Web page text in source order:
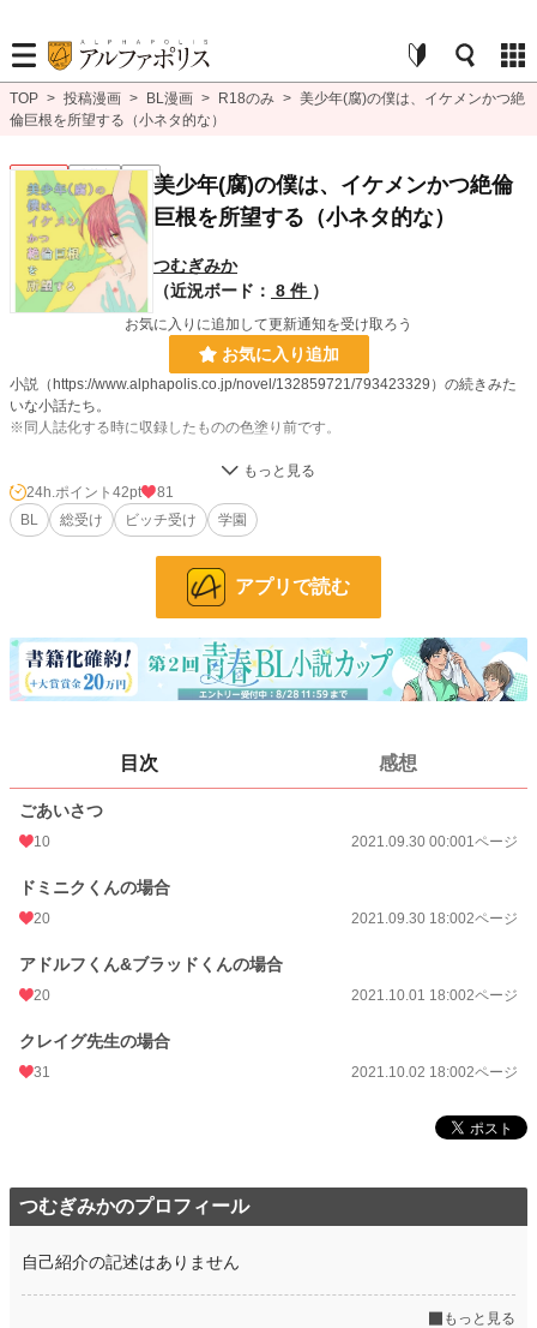
TOP > 投稿漫画 > BL漫画 > R18のみ > 美少年(腐)の僕は、イケメンかつ絶
倫巨根を所望する（小ネタ的な）
BL R18 連載中 R18 美少年(腐)の僕は、イケメンかつ絶倫
巨根を所望する（小ネタ的な）
つむぎみか
（近況ボード： 8 件 ）
お気に入りに追加して更新通知を受け取ろう
お気に入り追加
小説（https://www.alphapolis.co.jp/novel/132859721/793423329）の続きみた
いな小話たち。
※同人誌化する時に収録したものの色塗り前です。
Twitterにもあげていたものですが、漫画投稿テストにせっかくだから再利用！
即堕ち2コマ的なものを目指しました…♡
29 位 / 326 件
24h.ポイント 42 pt
2021.10.02 18:00
週間ポイント
月間ポイント 955 pt (91 位)
年間ポイント
累計ポイント 110,877 pt (154 位)
24h.ポイント 42pt
81
BL
総受け ビッチ受け 学園
アプリで読む
目次 感想
ごあいさつ
10 2021.09.30 00:001ページ
ドミニクくんの場合
20 2021.09.30 18:002ページ
アドルフくん&ブラッドくんの場合
20 2021.10.01 18:002ページ
クレイグ先生の場合
31 2021.10.02 18:002ページ
つむぎみかのプロフィール
自己紹介の記述はありません
もっと見る